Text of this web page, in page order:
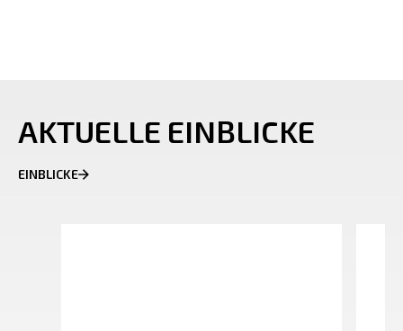
AKTUELLE EINBLICKE
EINBLICKE